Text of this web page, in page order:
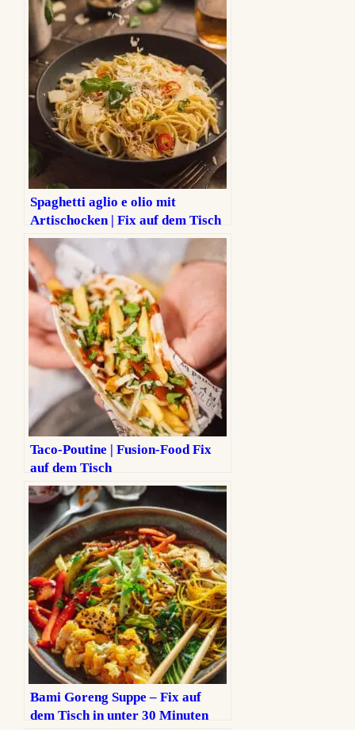
Spaghetti aglio e olio mit
Artischocken | Fix auf dem Tisch
Taco-Poutine | Fusion-Food Fix
auf dem Tisch
Bami Goreng Suppe – Fix auf
dem Tisch in unter 30 Minuten